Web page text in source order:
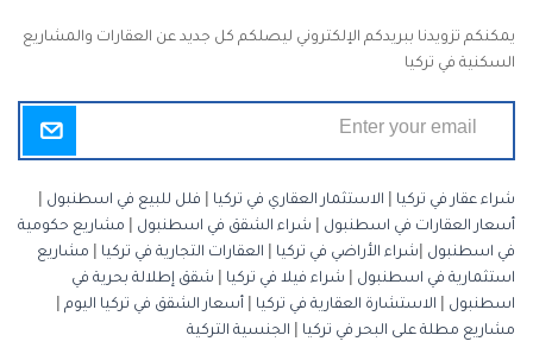
يمكنكم تزويدنا ببريدكم الإلكتروني ليصلكم كل جديد عن العقارات والمشاريع
السكنية في تركيا
شراء عقار في تركيا الاستثمار العقاري في تركيا فلل للبيع في اسطنبول
أسعار العقارات في اسطنبول
شراء الشقق في اسطنبول
مشاريع حكومية
في اسطنبول
شراء الأراضي في تركيا العقارات التجارية في تركيا
مشاريع
استثمارية في اسطنبول
شراء فيلا في تركيا
شقق إطلالة بحرية في
اسطنبول
الاستشارة العقارية في تركيا أسعار الشقق في تركيا اليوم
مشاريع مطلة على البحر في تركيا
الجنسية التركية